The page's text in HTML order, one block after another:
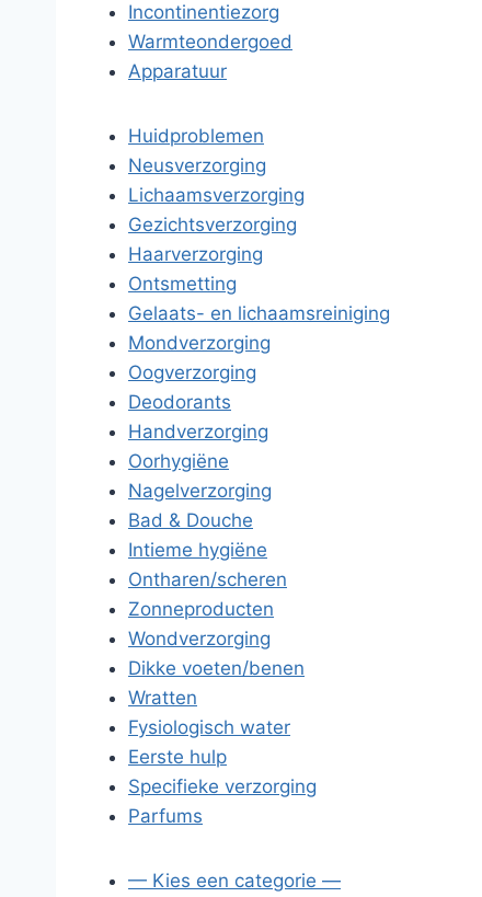
Incontinentiezorg
Warmteondergoed
Apparatuur
Huidproblemen
Neusverzorging
Lichaamsverzorging
Gezichtsverzorging
Haarverzorging
Ontsmetting
Gelaats- en lichaamsreiniging
Mondverzorging
Oogverzorging
Deodorants
Handverzorging
Oorhygiëne
Nagelverzorging
Bad & Douche
Intieme hygiëne
Ontharen/scheren
Zonneproducten
Wondverzorging
Dikke voeten/benen
Wratten
Fysiologisch water
Eerste hulp
Specifieke verzorging
Parfums
— Kies een categorie —